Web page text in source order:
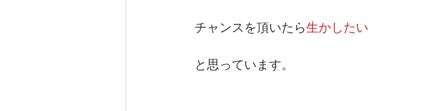
チャンスを頂いたら生かしたい
と思っています。